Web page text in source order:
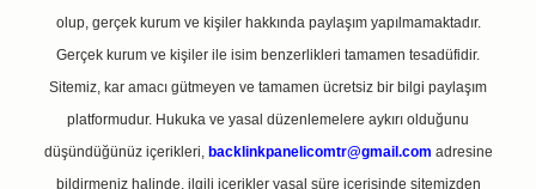
olup, gerçek kurum ve kişiler hakkında paylaşım yapılmamaktadır.
Gerçek kurum ve kişiler ile isim benzerlikleri tamamen tesadüfidir.
Sitemiz, kar amacı gütmeyen ve tamamen ücretsiz bir bilgi paylaşım
platformudur. Hukuka ve yasal düzenlemelere aykırı olduğunu
düşündüğünüz içerikleri, backlinkpanelicomtr@gmail.com adresine
bildirmeniz halinde, ilgili içerikler yasal süre içerisinde sitemizden